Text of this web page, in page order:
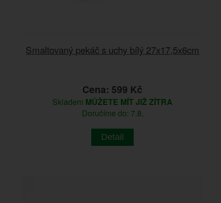
Smaltovaný pekáč s uchy bílý 27x17,5x6cm
Cena: 599 Kč
Skladem MŮŽETE MÍT JIŽ ZÍTRA
Doručíme do: 7.8.
Detail